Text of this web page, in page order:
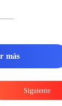
más
Siguiente